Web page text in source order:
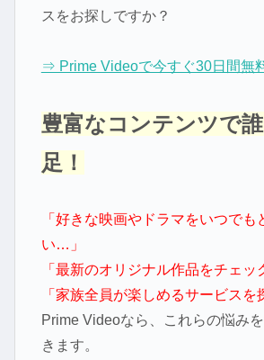
スをお探しですか？
⇒ Prime Videoで今すぐ30日間無
豊富なコンテンツで
足！
「好きな映画やドラマをいつでも
い…」
「最新のオリジナル作品をチェッ
「家族全員が楽しめるサービスを
Prime Videoなら、これらの悩み
きます。